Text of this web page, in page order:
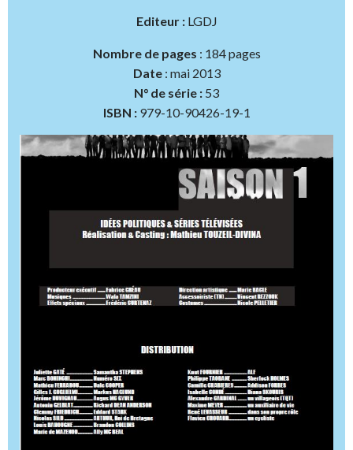
Editeur :LGDJ
Nombre de pages : 184 pages
Date: mai 2013
N° de série : 53
ISBN : 979-10-90426-19-1